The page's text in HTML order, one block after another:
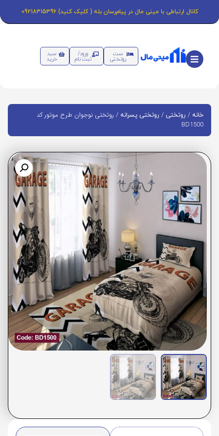
کانال ارتباطی با مینی مال در پیام‌رسان بله ( کلیک کنید) 09218315396
ست
روتختی
ورود/
ثبت نام
سبد
خرید
خانه / روتختی / روتختی پسرانه / روتختی نوجوان طرح موتور کد
BD1500